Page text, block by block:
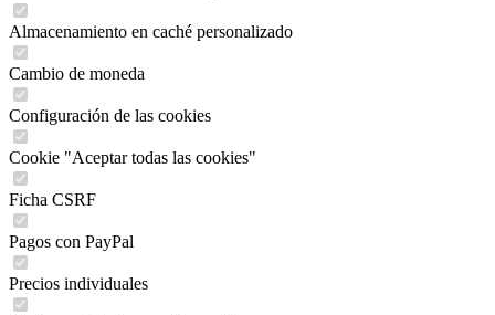
Almacenamiento en caché personalizado
Cambio de moneda
Configuración de las cookies
Cookie "Aceptar todas las cookies"
Ficha CSRF
Pagos con PayPal
Precios individuales